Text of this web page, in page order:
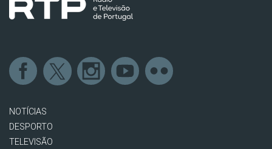
NOTÍCIAS
DESPORTO
TELEVISÃO